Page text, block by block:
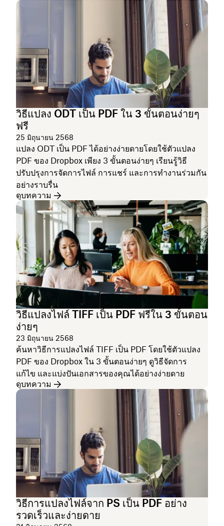
วิธีแปลง ODT เป็น PDF ใน 3 ขั้นตอนง่ายๆ
ฟรี
25 มิถุนายน 2568
แปลง ODT เป็น PDF ได้อย่างง่ายดายโดยใช้ตัวแปลง
PDF ของ Dropbox เพียง 3 ขั้นตอนง่ายๆ เรียนรู้วิธี
ปรับปรุงการจัดการไฟล์ การแชร์ และการทำงานร่วมกัน
อย่างราบรื่น
ดูบทความ
วิธีแปลงไฟล์ TIFF เป็น PDF ฟรีใน 3 ขั้นตอน
ง่ายๆ
23 มิถุนายน 2568
ค้นหาวิธีการแปลงไฟล์ TIFF เป็น PDF โดยใช้ตัวแปลง
PDF ของ Dropbox ใน 3 ขั้นตอนง่ายๆ ดูวิธีจัดการ
แก้ไข และแบ่งปันเอกสารของคุณได้อย่างง่ายดาย
ดูบทความ
วิธีการแปลงไฟล์จาก PS เป็น PDF อย่าง
รวดเร็วและง่ายดาย